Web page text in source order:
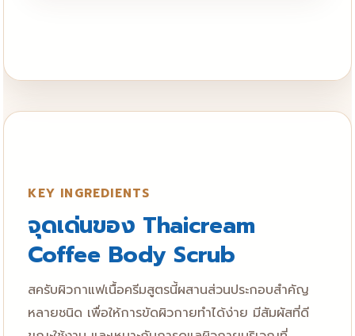
KEY INGREDIENTS
จุดเด่นของ Thaicream
Coffee Body Scrub
สครับผิวกาแฟเนื้อครีมสูตรนี้ผสานส่วนประกอบสำคัญ
หลายชนิด เพื่อให้การขัดผิวกายทำได้ง่าย มีสัมผัสที่ดี